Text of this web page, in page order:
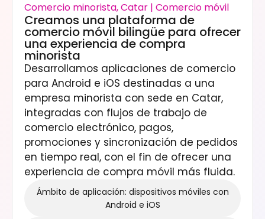
Comercio minorista, Catar | Comercio móvil
Creamos una plataforma de
comercio móvil bilingüe para ofrecer
una experiencia de compra
minorista
Desarrollamos aplicaciones de comercio
para Android e iOS destinadas a una
empresa minorista con sede en Catar,
integradas con flujos de trabajo de
comercio electrónico, pagos,
promociones y sincronización de pedidos
en tiempo real, con el fin de ofrecer una
experiencia de compra móvil más fluida.
Ámbito de aplicación: dispositivos móviles con
Android e iOS